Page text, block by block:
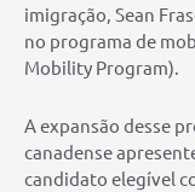
imigração, Sean
no programa de
Mobility Program).
A expansão desse
canadense
candidato elegível